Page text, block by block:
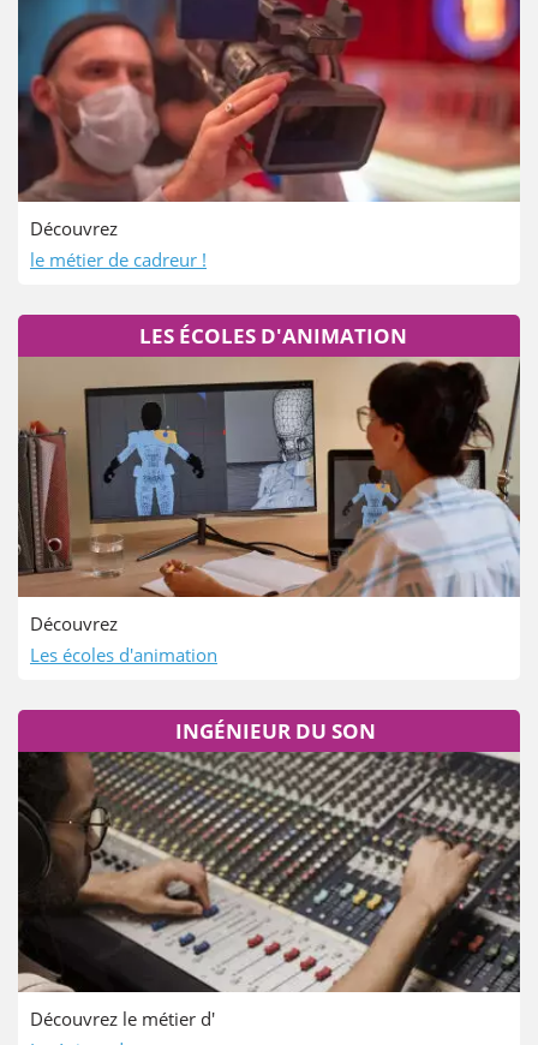
Découvrez
le métier de cadreur !
LES ÉCOLES D'ANIMATION
Découvrez
Les écoles d'animation
INGÉNIEUR DU SON
Découvrez le métier d'